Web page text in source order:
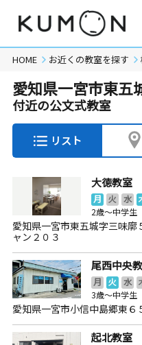
HOME お近くの教室を探す
愛知県一宮市東五
付近の公文式教室
リスト
大徳教室
月 火 水
2歳～中学生
愛知県一宮市東五城字三味
ャン２０３
尾西中央
月 火 水
3歳～中学生
愛知県一宮市小信中島郷東６
起北教室